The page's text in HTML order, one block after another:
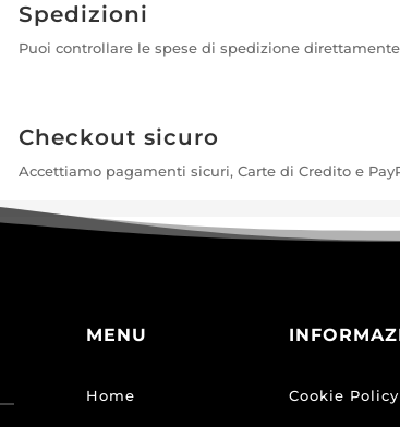
Spedizioni
Puoi controllare le spese di spedizione
Checkout sicuro
Accettiamo pagamenti sicuri, Carte di Credito e
MENU
Home Cookie Policy